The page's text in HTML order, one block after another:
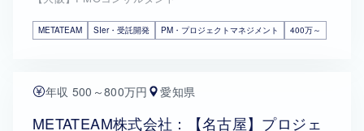
METATEAM SIer・受託開発 PM・プロジェクトマネジメント 400万～
年収 500～800万円 愛知県
METATEAM株式会社：【名古屋】プロジェ